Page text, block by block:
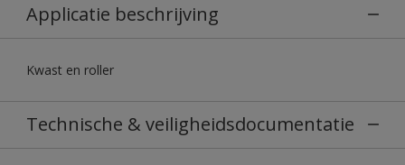
Applicatie beschrijving
Kwast en roller
Technische & veiligheidsdocumentatie